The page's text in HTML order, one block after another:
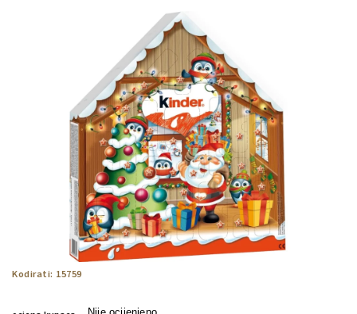
Kodirati: 15759